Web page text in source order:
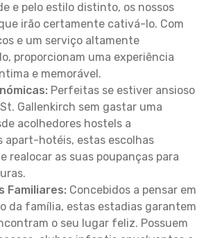
e pelo estilo distinto, os nossos
irão certamente cativá-lo. Com
e um serviço altamente
proporcionam uma experiência
e memorável.
Perfeitas se estiver ansioso
Gallenkirch sem gastar uma
acolhedores hostels a
apart-hotéis, estas escolhas
realocar as suas poupanças para
Familiares: Concebidos a pensar em
da família, estas estadias garantem
o seu lugar feliz. Possuem